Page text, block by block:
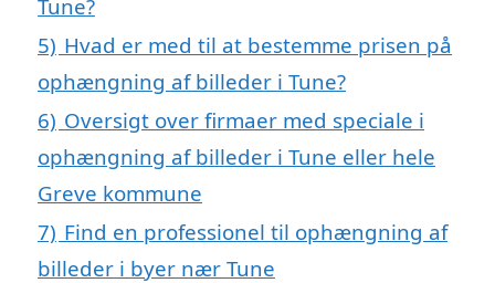
Tune?
5) Hvad er med til at bestemme prisen på
ophængning af billeder i Tune?
6) Oversigt over firmaer med speciale i
ophængning af billeder i Tune eller hele
Greve kommune
7) Find en professionel til ophængning af
billeder i byer nær Tune